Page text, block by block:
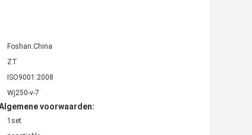
Foshan.China
ZT
ISO9001:2008
Wj250-v-7
voorwaarden:
1set